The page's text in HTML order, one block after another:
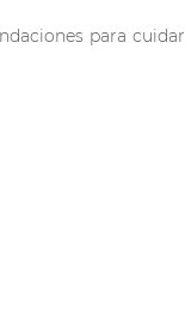
para